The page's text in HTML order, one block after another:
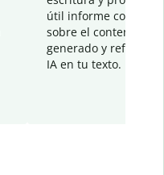
útil informe con
sobre el contenido
generado y refinado
IA en tu texto.